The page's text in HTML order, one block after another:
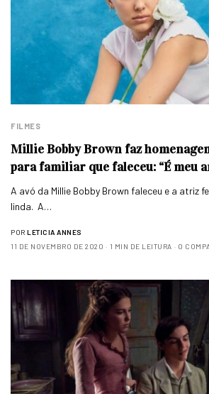
FILMES
Millie Bobby Brown faz
para familiar que faleceu: “É meu
A avó da Millie Bobby Brown faleceu e a atriz
linda. A…
POR LETICIA ANNES
11 DE NOVEMBRO DE 2020
1 MIN DE LEITURA 0